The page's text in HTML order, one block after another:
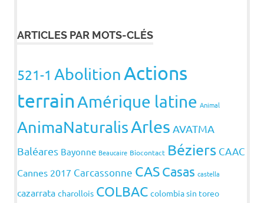
ARTICLES PAR MOTS-CLÉS
521-1 AbolitionActions
terrainAmérique latine Animal
AnimaNaturalisArles AVATMA
Baléares Bayonne Beaucaire Biocontact Béziers CAAC
Cannes 2017 Carcassonne CASCasas castella
cazarrata charollois COLBAC colombia sin toreo